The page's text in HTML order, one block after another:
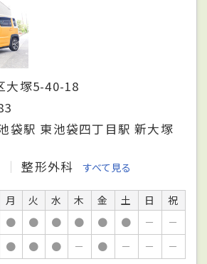
大塚5-40-18
袋駅 東池袋四丁目駅 新大塚
整形外科 すべて見る
月 火 水 木 金 土 日
祝
● ● ● ● ● ● －
－
● ● ● － ● － －
－